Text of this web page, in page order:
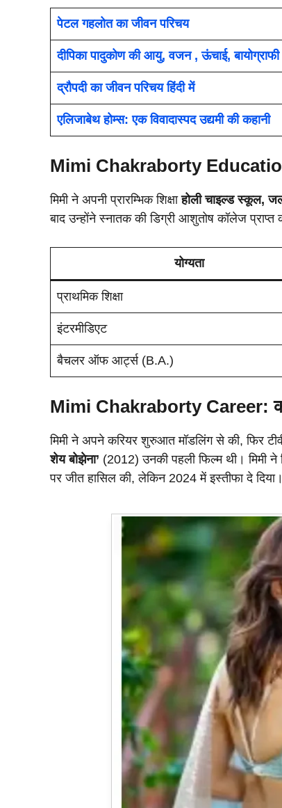
पेटल गहलोत का जीवन परिचय
दीपिका पादुकोण की आयु, वजन , ऊंचाई, बायोग्राफी
द्रौपदी का जीवन परिचय हिंदी में
एलिजाबेथ होम्स: एक विवादास्पद उद्यमी की कहानी
Mimi Chakraborty
मिमी ने अपनी प्रारम्भिक शिक्षाहोली चाइल्ड स्कूल,
बाद उन्होंने स्नातक की डिग्री आशुतोष कॉलेज प्राप्त
योग्यता
प्राथमिक शिक्षा
इंटरमीडिएट
बैचलर ऑफ आर्ट्स (B.A.)
Mimi ChakrabortyCareer:
मिमी ने अपने करियर शुरुआत मॉडलिंग से की, फिर
शेय बोझेना’ (2012) उनकी पहली फिल्म थी। मिमी ने
पर जीत हासिल की, लेकिन 2024 में इस्तीफा दे